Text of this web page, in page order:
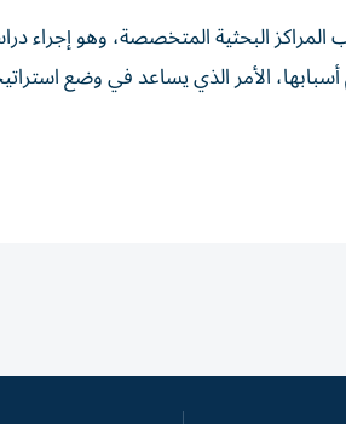
المراكز البحثية المتخصصة، وهو إجراء
الأمر الذي يساعد في وضع